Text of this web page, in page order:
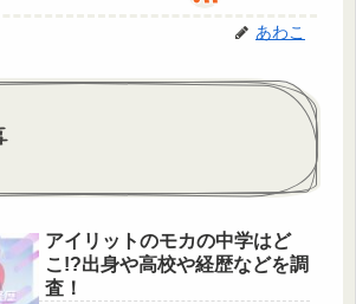
あわこ
アイリットのモカの中学はど
こ!?出身や高校や経歴などを調
査！